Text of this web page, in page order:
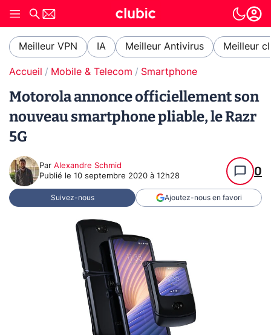
Meilleur VPN IA Meilleur Antivirus Meilleur
Accueil Mobile & Telecom Smartphone
Motorola annonce officiellement son
nouveau smartphone pliable, le Razr
5G
Par Alexandre Schmid
Publié le 10 septembre 2020 à 12h28 0
Suivez-nous Ajoutez-nous en favori